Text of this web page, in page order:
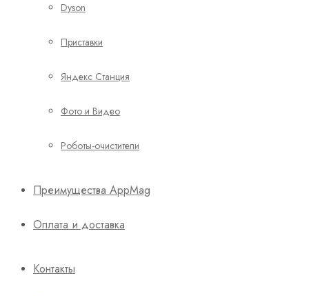
Dyson
Приставки
Яндекс Станция
Фото и Видео
Роботы-очистители
Преимущества AppMag
Оплата и доставка
Контакты